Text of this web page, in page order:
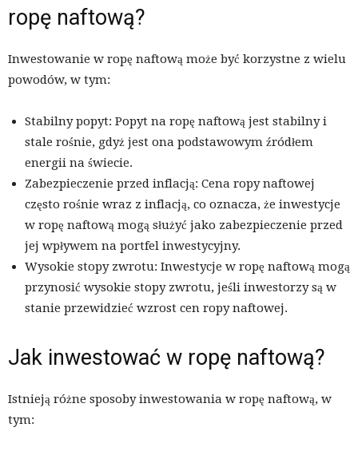
ropę naftową?
Inwestowanie w ropę naftową może być korzystne z wielu
powodów, w tym:
Stabilny popyt: Popyt na ropę naftową jest stabilny i
stale rośnie, gdyż jest ona podstawowym źródłem
energii na świecie.
Zabezpieczenie przed inflacją: Cena ropy naftowej
często rośnie wraz z inflacją, co oznacza, że inwestycje
w ropę naftową mogą służyć jako zabezpieczenie przed
jej wpływem na portfel inwestycyjny.
Wysokie stopy zwrotu: Inwestycje w ropę naftową mogą
przynosić wysokie stopy zwrotu, jeśli inwestorzy są w
stanie przewidzieć wzrost cen ropy naftowej.
Jak inwestować w ropę naftową?
Istnieją różne sposoby inwestowania w ropę naftową, w
tym: